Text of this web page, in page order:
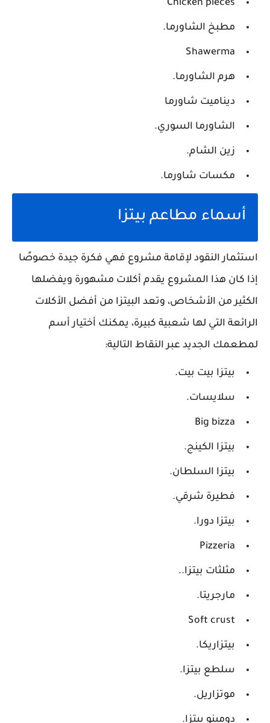
Chicken pieces
مطبخ الشاورما.
Shawerma
هرم الشاورما.
ديناميت شاورما
الشاورما السوري.
زين الشام.
مكسات شاورما.
أسماء مطاعم بيتزا
استثمار النقود لإقامة مشروع فهي فكرة جيدة خصوصًا
إذا كان هذا المشروع يقدم أكلات مشهورة ويفضلها
الكثير من الأشخاص، وتعد البيتزا من أفضل الأكلات
الرائعة التي لها شعبية كبيرة، يمكنك أختيار أسم
لمطعمك الجديد عبر النقاط التالية:
بيتزا بيت بيت.
سلايسات.
Big bizza
بيتزا الكينج.
بيتزا السلطان.
فطيرة شرقي.
بيتزا دورا.
Pizzeria
مثلثات بيتزا..
مارجريتا.
Soft crust
بيتزاريكا.
سلطع بيتزا.
موتزاريل.
دومينو بيتزا.